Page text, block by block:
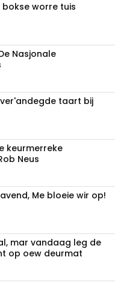
worre tuis
Nasjonale
taart bij
keurmerreke
Neus
Me bloeie wir op!
mar vandaag leg de
op oew deurmat